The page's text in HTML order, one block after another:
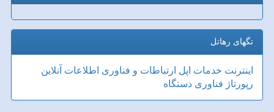
تگهای رهاتل
اینترنت خدمات اپل ارتباطات و فناوری اطلاعات آنلاین
رپورتاژ فناوری دستگاه